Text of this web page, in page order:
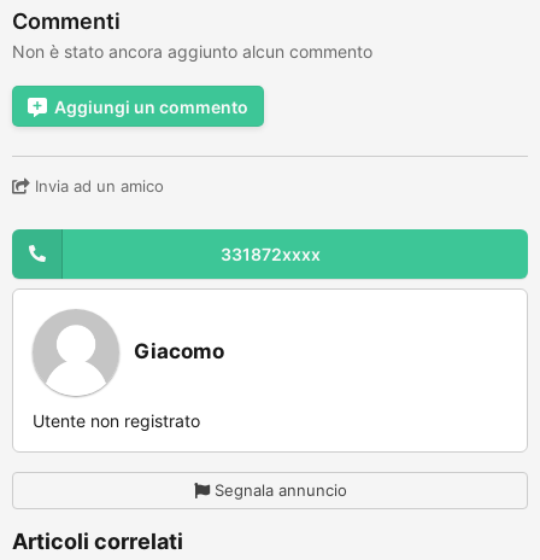
Commenti
Non è stato ancora aggiunto alcun commento
Aggiungi un commento
Invia ad un amico
331872xxxx
Giacomo
Utente non registrato
Segnala annuncio
Articoli correlati